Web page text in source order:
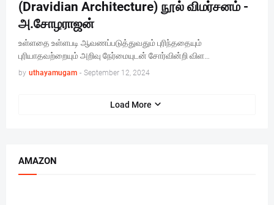
(Dravidian Architecture) நூல் விமர்சனம் -
அ.சோழராஜன்
உள்ளதை உள்ளபடி ஆவணப்படுத்துவதும் புரிந்ததையும்
புரியாதவற்றையும் அறிவு நேர்மையுடன் சோர்வின்றி விள…
by uthayamugam - September 12, 2024
Load More
AMAZON